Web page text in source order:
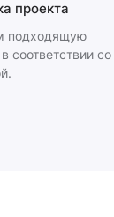
проекта
подходящую
соответствии со